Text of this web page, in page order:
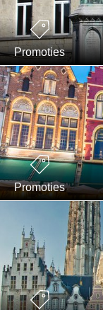
Promoties
Promoties